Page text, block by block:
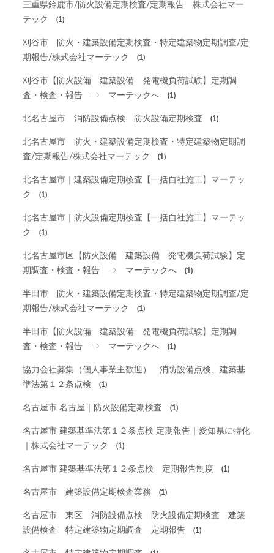
三重県鈴鹿市/防火設備定期検査/定期報告 株式会社マー
テック
(1)
刈谷市 防火・建築設備定期検査・特定建築物定期調査/定
期報告/株式会社マーテック
(1)
刈谷市【防火設備 建築設備 発電機負荷試験】定期調
査・検査・報告 ⇒ マーテックへ
(1)
北名古屋市 消防設備点検 防火設備定期検査 (1)
北名古屋市 防火・建築設備定期検査・特定建築物定期調
査/定期報告/株式会社マーテック
(1)
北名古屋市｜建築設備定期検査【一括自社施工】マーテッ
ク
(1)
北名古屋市｜防火設備定期検査【一括自社施工】マーテッ
ク
(1)
北名古屋市区【防火設備 建築設備 発電機負荷試験】定
期調査・検査・報告 ⇒ マーテックへ
(1)
半田市 防火・建築設備定期検査・特定建築物定期調査/定
期報告/株式会社マーテック
(1)
半田市【防火設備 建築設備 発電機負荷試験】定期調
査・検査・報告 ⇒ マーテックへ
(1)
協力会社募集（個人事業主歓迎） 消防設備点検、建築基
準法第１２条点検
(1)
名古屋市 名古屋｜防火設備定期検査 (1)
名古屋市 建築基準法第１２条点検 定期報告｜愛知県に特化
｜株式会社マーテック
(1)
名古屋市 建築基準法第１２条点検 定期報告制度 (1)
名古屋市 建築設備定期検査業務 (1)
名古屋市 東区 消防設備点検 防火設備定期検査 建築
設備検査 特定建築物定期調査 定期報告
(1)